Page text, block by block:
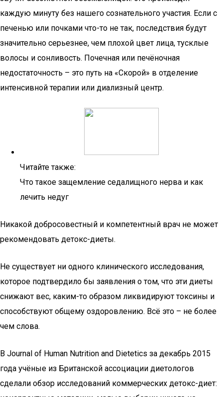
каждую минуту без нашего сознательного участия. Если с
печенью или почками что-то не так, последствия будут
значительно серьезнее, чем плохой цвет лица, тусклые
волосы и сонливость. Почечная или печёночная
недостаточность – это путь на «Скорой» в отделение
интенсивной терапии или диализный центр.
Читайте также:
Что такое защемление седалищного нерва и как
лечить недуг
Никакой добросовестный и компетентный врач не может
рекомендовать детокс-диеты.
Не существует ни одного клинического исследования,
которое подтвердило бы заявления о том, что эти диеты
снижают вес, каким-то образом ликвидируют токсины и
способствуют общему оздоровлению. Всё это – не более
чем слова.
В Journal of Human Nutrition and Dietetics за декабрь 2015
года учёные из Британской ассоциации диетологов
сделали обзор исследований коммерческих детокс-диет: